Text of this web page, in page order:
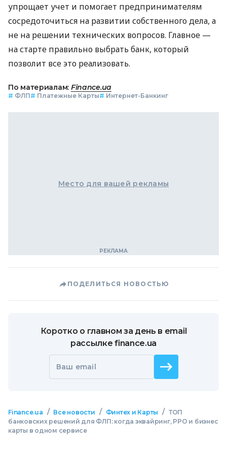
упрощает учет и помогает предпринимателям
сосредоточиться на развитии собственного дела, а
не на решении технических вопросов. Главное —
на старте правильно выбрать банк, который
позволит все это реализовать.
По материалам: Finance.ua
# ФЛП# Платежные Карты# Интернет-Банкинг
Место для вашей рекламы
ПОДЕЛИТЬСЯ НОВОСТЬЮ
Коротко о главном за день в email
рассылке finance.ua
Ваш email
Finance.ua / Все новости / Финтех и Карты / ТОП
банковских решений для ФЛП: когда эквайринг, РРО и бизнес
карты в одном сервисе